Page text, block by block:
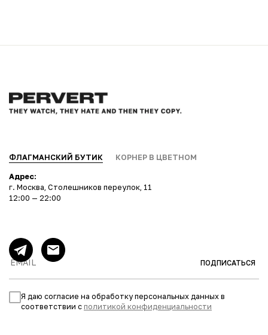
ФЛАГМАНСКИЙ БУТИК КОРНЕР В ЦВЕТНОМ
Адрес:
г. Москва, Столешников переулок, 11
12:00 — 22:00
ПОДПИСАТЬСЯ
Я даю согласие на обработку персональных данных в
соответствии с политикой конфиденциальности